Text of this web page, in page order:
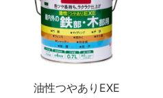
油性つやありEXE